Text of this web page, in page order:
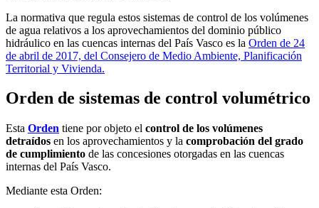
La normativa que regula estos sistemas de control de los volúmenes
de agua relativos a los aprovechamientos del dominio público
hidráulico en las cuencas internas del País Vasco es la Orden de 24
de abril de 2017, del Consejero de Medio Ambiente, Planificación
Territorial y Vivienda.
Orden de sistemas de control volumétrico
Esta Orden tiene por objeto el control de los volúmenes
detraídos en los aprovechamientos y la comprobación del grado
de cumplimiento de las concesiones otorgadas en las cuencas
internas del País Vasco.
Mediante esta Orden: